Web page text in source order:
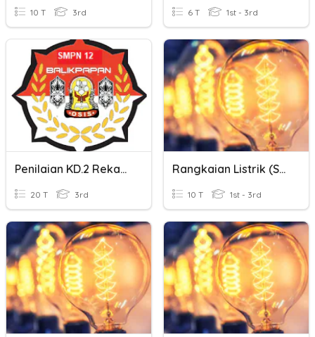
10 T 3rd 6 T 1st - 3rd
Penilaian KD.2 Rekayasa Kelas 9
20 T 3rd
Rangkaian Listrik (seri Paralel)
10 T 1st - 3rd